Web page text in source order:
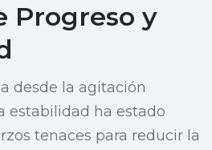
Progreso y
desde la agitación
estabilidad ha estado
tenaces para reducir la